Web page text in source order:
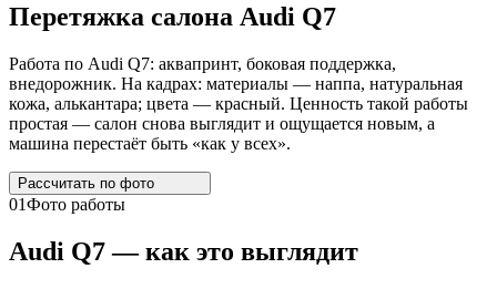
Перетяжка салона Audi Q7
Работа по Audi Q7: аквапринт, боковая поддержка,
внедорожник. На кадрах: материалы — наппа, натуральная
кожа, алькантара; цвета — красный. Ценность такой работы
простая — салон снова выглядит и ощущается новым, а
машина перестаёт быть «как у всех».
Рассчитать по фото
01Фото работы
Audi Q7— как это выглядит